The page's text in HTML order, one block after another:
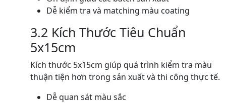
Dễ kiểm tra và matching màu coating
3.2 Kích Thước Tiêu Chuẩn
5x15cm
Kích thước 5x15cm giúp quá trình kiểm tra màu
thuận tiện hơn trong sản xuất và thi công thực tế.
Dễ quan sát màu sắc